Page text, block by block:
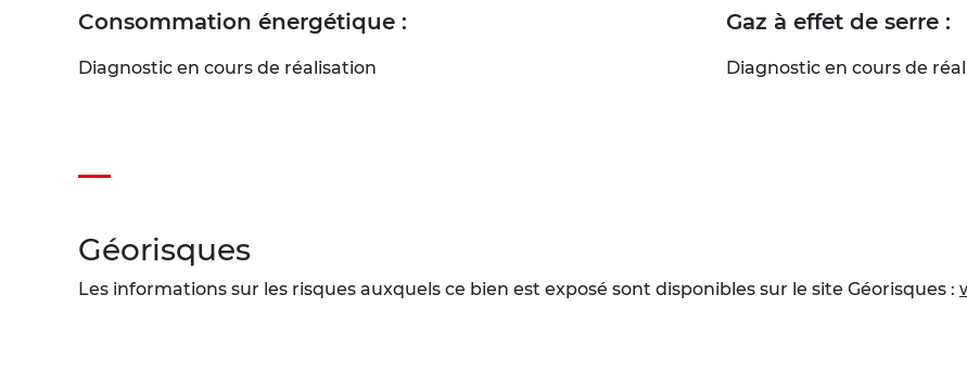
Consommation énergétique :
Diagnostic en cours de réalisation
Gaz à effet de serre :
Diagnostic en cours de
Géorisques
Les informations sur les risques auxquels ce bien est exposé sont disponibles sur le site Géorisques :